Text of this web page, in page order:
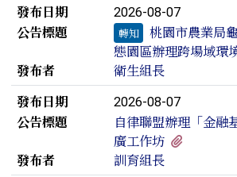
發布日期
2026-08-07
公告標題 轉知
桃園市農業局
態園區辦理跨場域環
發布者
衛生組長
發布日期
2026-08-07
公告標題
自律聯盟辦理「金融
廣工作坊
發布者
訓育組長